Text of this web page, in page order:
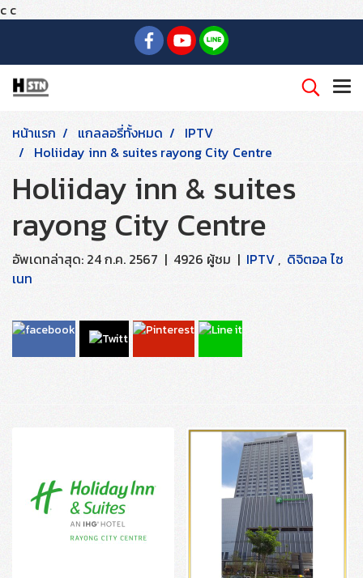
c c
หน้าแรก แกลลอรี่ทั้งหมด
IPTV
Holiiday inn & suites rayong City Centre
Holiiday inn & suites
rayong City Centre
อัพเดทล่าสุด: 24 ก.ค. 2567 | 4926 ผู้ชม | IPTV , ดิจิตอล ไซ
เนท